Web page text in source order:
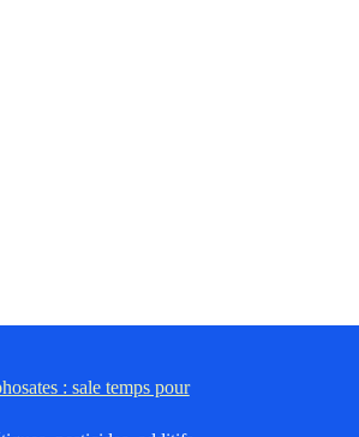
: sale temps pour